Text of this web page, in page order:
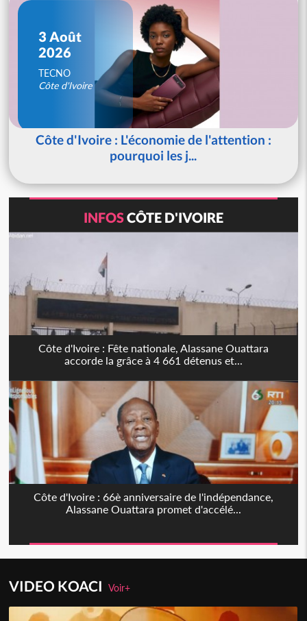
3 Août
2026
TECNO
Côte d'Ivoire
Côte d'Ivoire : L'économie de l'attention :
pourquoi les j...
INFOSCÔTE D'IVOIRE
Côte d'Ivoire : Fête nationale, Alassane Ouattara
accorde la grâce à 4 661 détenus et...
Côte d'Ivoire : 66è anniversaire de l'indépendance,
Alassane Ouattara promet d'accélé...
VIDEO KOACIVoir+